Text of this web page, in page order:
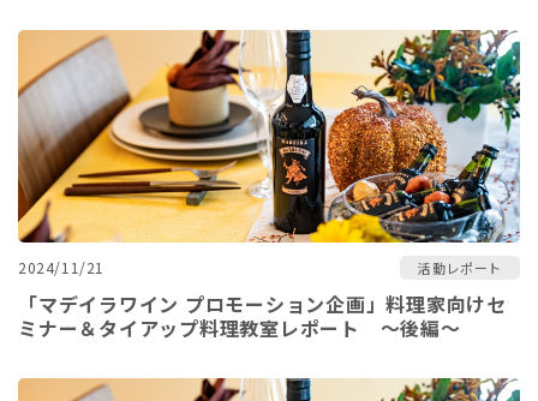
2024/11/21 活動レポート
「マデイラワイン プロモーション企画」料理家向けセ
ミナー＆タイアップ料理教室レポート ～後編～